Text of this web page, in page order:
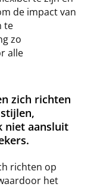
de impact van
te
zo
alle
zich richten
niet aansluit
richten op
het